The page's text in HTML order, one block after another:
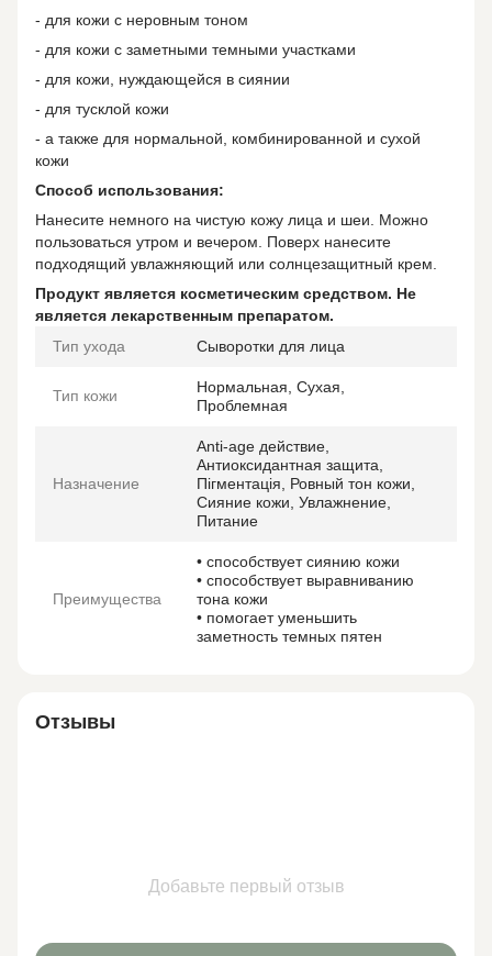
- для кожи с неровным тоном
- для кожи с заметными темными участками
- для кожи, нуждающейся в сиянии
- для тусклой кожи
- а также для нормальной, комбинированной и сухой
кожи
Способ использования:
Нанесите немного на чистую кожу лица и шеи. Можно
пользоваться утром и вечером. Поверх нанесите
подходящий увлажняющий или солнцезащитный крем.
Продукт является косметическим средством. Не
является лекарственным препаратом.
Тип ухода
Сыворотки для лица
Тип кожи
Нормальная, Сухая,
Проблемная
Назначение
Anti-age действие,
Антиоксидантная защита,
Пігментація, Ровный тон кожи,
Сияние кожи, Увлажнение,
Питание
Преимущества
• способствует сиянию кожи
• способствует выравниванию
тона кожи
• помогает уменьшить
заметность темных пятен
Отзывы
Добавьте первый отзыв